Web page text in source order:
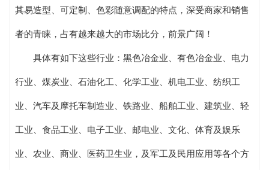
其易造型、可定制、色彩随意调配的特点，深受商家和销售
者的青睐，占有越来越大的市场比分，前景广阔！
具体有如下这些行业：黑色冶金业、有色冶金业、电力
行业、煤炭业、石油化工、化学工业、机电工业、纺织工
业、汽车及摩托车制造业、铁路业、船舶工业、建筑业、轻
工业、食品工业、电子工业、邮电业、文化、体育及娱乐
业、农业、商业、医药卫生业，及军工及民用应用等各个方